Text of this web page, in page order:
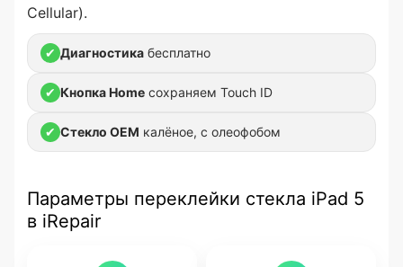
Cellular).
✔ Диагностика бесплатно
✔ Кнопка Home сохраняем Touch ID
✔ Стекло OEM калёное, с олеофобом
Параметры переклейки стекла iPad 5
в iRepair